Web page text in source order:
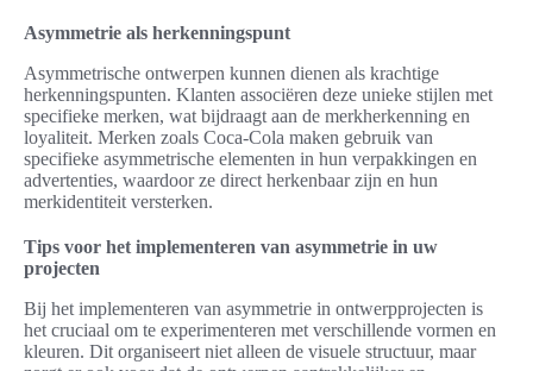
Asymmetrie als herkenningspunt
Asymmetrische ontwerpen kunnen dienen als krachtige
herkenningspunten. Klanten associëren deze unieke stijlen met
specifieke merken, wat bijdraagt aan de merkherkenning en
loyaliteit. Merken zoals Coca-Cola maken gebruik van
specifieke asymmetrische elementen in hun verpakkingen en
advertenties, waardoor ze direct herkenbaar zijn en hun
merkidentiteit versterken.
Tips voor het implementeren van asymmetrie in uw
projecten
Bij het implementeren van asymmetrie in ontwerpprojecten is
het cruciaal om te experimenteren met verschillende vormen en
kleuren. Dit organiseert niet alleen de visuele structuur, maar